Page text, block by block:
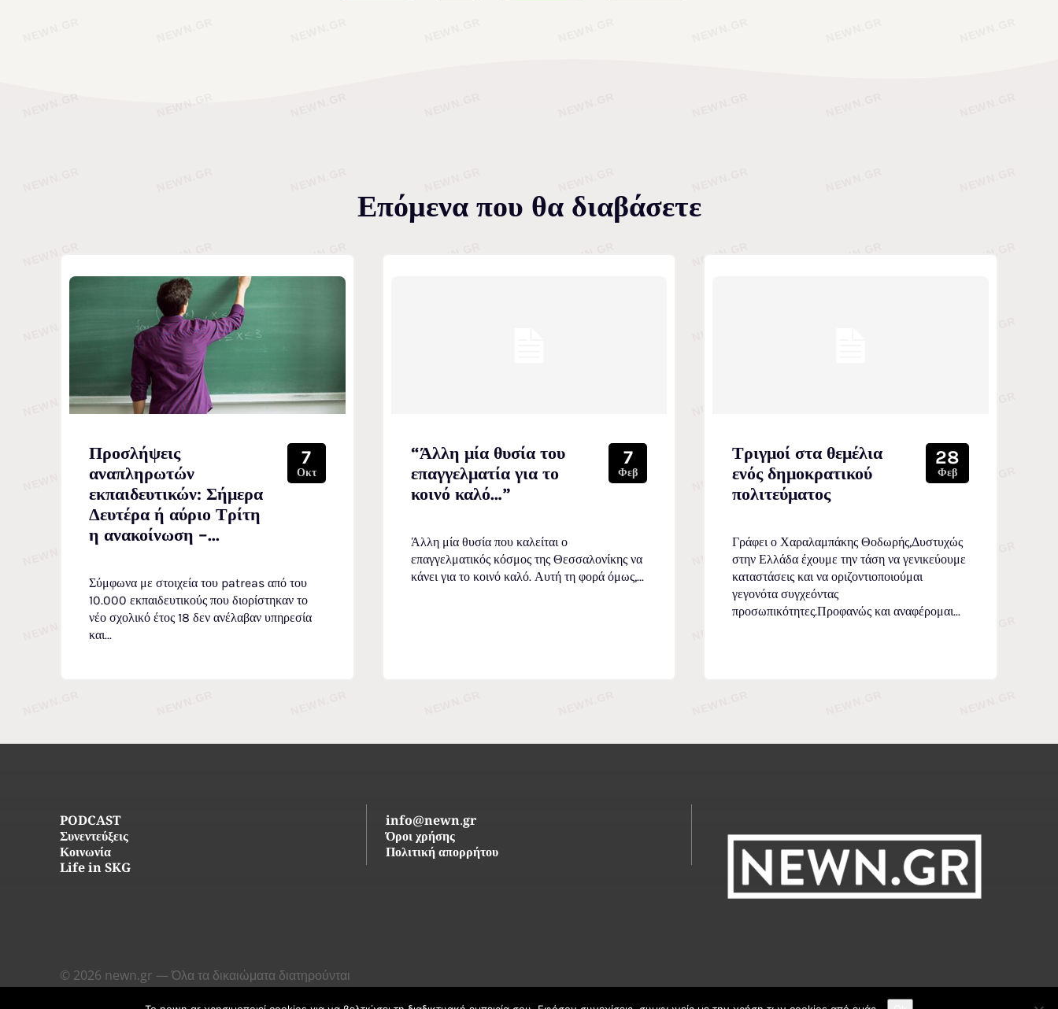
Επόμενα που θα διαβάσετε
Προσλήψεις
αναπληρωτών
εκπαιδευτικών: Σήμερα
Δευτέρα ή αύριο Τρίτη
η ανακοίνωση –...
7
Οκτ
Σύμφωνα με στοιχεία του patreas από του
10.000 εκπαιδευτικούς που διορίστηκαν το
νέο σχολικό έτος 18 δεν ανέλαβαν υπηρεσία
και...
“Άλλη μία θυσία του
επαγγελματία για το
κοινό καλό…”
7
Φεβ
Άλλη μία θυσία που καλείται ο
επαγγελματικός κόσμος της Θεσσαλονίκης να
κάνει για το κοινό καλό. Αυτή τη φορά όμως,...
Τριγμοί στα θεμέλια
ενός δημοκρατικού
πολιτεύματος
28
Φεβ
Γράφει ο Χαραλαμπάκης Θοδωρής,Δυστυχώς
στην Ελλάδα έχουμε την τάση να γενικεύουμε
καταστάσεις και να οριζοντιοποιούμαι
γεγονότα συγχεόντας
προσωπικότητες.Προφανώς και αναφέρομαι...
PODCAST
Συνεντεύξεις
Κοινωνία
Life in SKG
info@newn.gr
Όροι χρήσης
Πολιτική απορρήτου
© 2026 newn.gr — Όλα τα δικαιώματα διατηρούνται